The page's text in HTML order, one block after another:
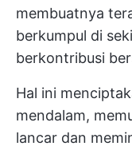
membuatnya
berkumpul di
berkontribusi
Hal ini
mendalam,
lancar dan